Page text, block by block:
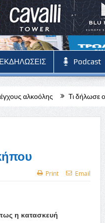
ΕΚΔΗΛΩΣΕΙΣ Podcast
Τι δήλωσε ο δικηγόρος
Print Email
η κατασκευή